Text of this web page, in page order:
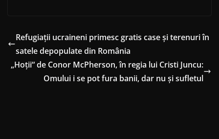
Refugiații ucraineni primesc gratis case și terenuri în
satele depopulate din România
„Hoţii“ de Conor McPherson, în regia lui Cristi Juncu:
Omului i se pot fura banii, dar nu şi sufletul